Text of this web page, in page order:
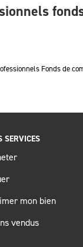
Fonds de
SERVICES
mon bien
vendus